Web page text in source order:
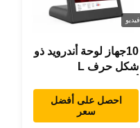
فيديو
10جهاز لوحة أندرويد ذو
شكل حرف L
جهاز لوحة IPS جهاز
لوحة لمس للمطعم
احصل على أفضل
سعر